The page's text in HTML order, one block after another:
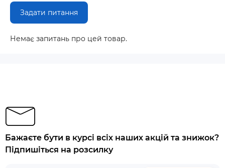
Задати питання
Немає запитань про цей товар.
Бажаєте бути в курсі всіх наших акцій та знижок?
Підпишіться на розсилку